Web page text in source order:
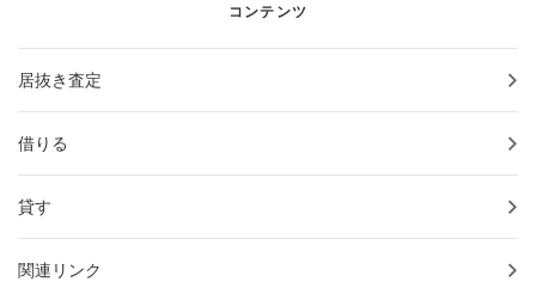
コンテンツ
居抜き査定
借りる
貸す
関連リンク